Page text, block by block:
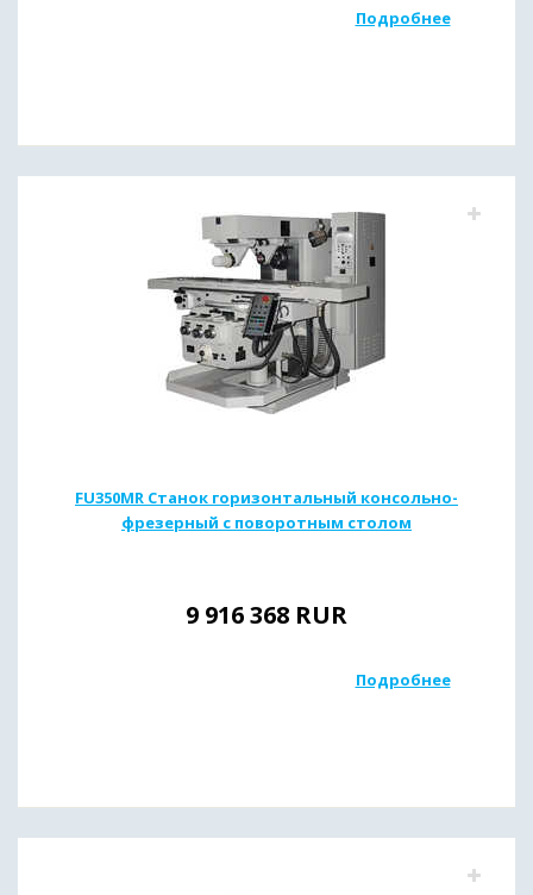
Подробнее
FU350MR Станок горизонтальный консольно-
фрезерный с поворотным столом
9 916 368 RUR
Подробнее